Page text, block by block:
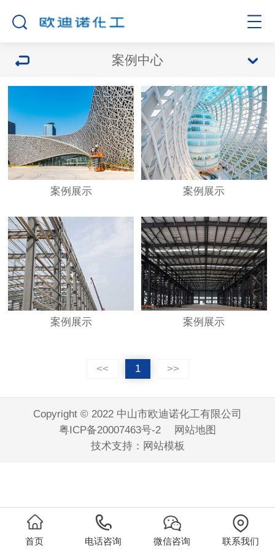
案例中心
案例展示 案例展示
案例展示 案例展示
<< 1 >>
Copyright © 2022 中山市欧迪诺化工有限公司
粤ICP备20007463号-2
网站地图
技术支持： 网站模板
首页 电话咨询 微信咨询 联系我们